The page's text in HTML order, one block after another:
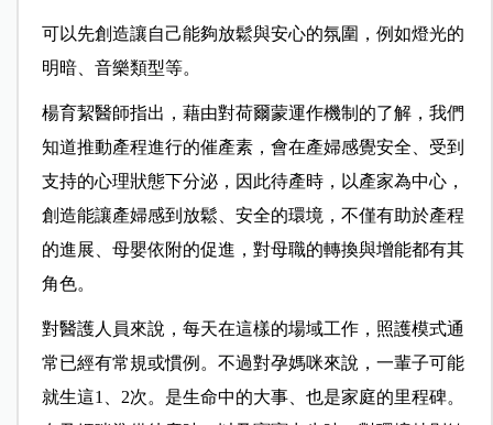
可以先創造讓自己能夠放鬆與安心的氛圍，例如燈光的
明暗、音樂類型等。
楊育絜醫師指出，藉由對荷爾蒙運作機制的了解，我們
知道推動產程進行的催產素，會在產婦感覺安全、受到
支持的心理狀態下分泌，因此待產時，以產家為中心，
創造能讓產婦感到放鬆、安全的環境，不僅有助於產程
的進展、母嬰依附的促進，對母職的轉換與增能都有其
角色。
對醫護人員來說，每天在這樣的場域工作，照護模式通
常已經有常規或慣例。不過對孕媽咪來說，一輩子可能
就生這1、2次。是生命中的大事、也是家庭的里程碑。